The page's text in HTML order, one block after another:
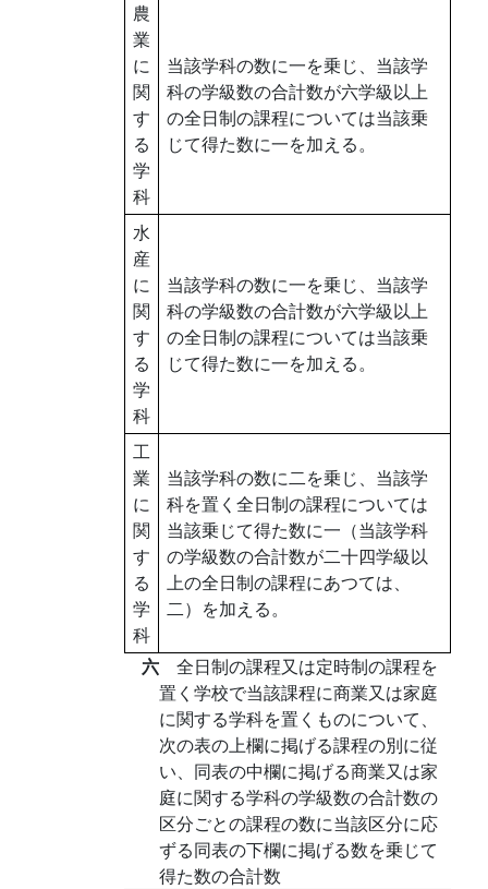
農
業
に
関
す
る
学
科
当該学科の数に一を乗じ、当該学
科の学級数の合計数が六学級以上
の全日制の課程については当該乗
じて得た数に一を加える。
水
産
に
関
す
る
学
科
当該学科の数に一を乗じ、当該学
科の学級数の合計数が六学級以上
の全日制の課程については当該乗
じて得た数に一を加える。
工
業
に
関
す
る
学
科
当該学科の数に二を乗じ、当該学
科を置く全日制の課程については
当該乗じて得た数に一（当該学科
の学級数の合計数が二十四学級以
上の全日制の課程にあつては、
二）を加える。
六 全日制の課程又は定時制の課程を
置く学校で当該課程に商業又は家庭
に関する学科を置くものについて、
次の表の上欄に掲げる課程の別に従
い、同表の中欄に掲げる商業又は家
庭に関する学科の学級数の合計数の
区分ごとの課程の数に当該区分に応
ずる同表の下欄に掲げる数を乗じて
得た数の合計数